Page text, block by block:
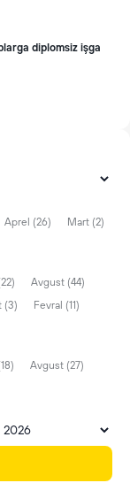
diplomsiz işga
Aprel (26)
Mart (2)
Avgust (44)
(3)
Fevral (11)
Avgust (27)